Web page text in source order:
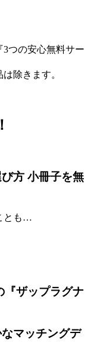
つの安心無料サー
除きます。
方 小冊子を無
とも…
『ザップラグナ
マッチングデ